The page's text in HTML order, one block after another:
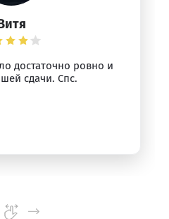
достаточно ровно и
сдачи. Спс.